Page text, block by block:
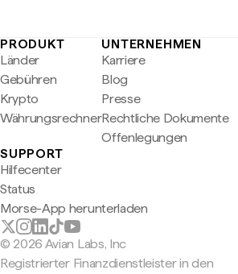
PRODUKT
Länder
Gebühren
Krypto
Währungsrechner
UNTERNEHMEN
Karriere
Blog
Presse
Rechtliche Dokumente
Offenlegungen
SUPPORT
Hilfecenter
Status
Morse-App herunterladen
© 2026 Avian Labs, Inc
Registrierter Finanzdienstleister in den